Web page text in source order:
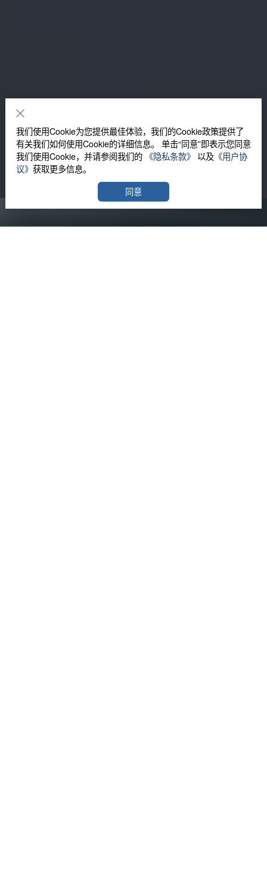
我们使用Cookie为您提供最佳体验，我们的Cookie政策提供了
有关我们如何使用Cookie的详细信息。 单击“同意”即表示您同意
我们使用Cookie，并请参阅我们的 《隐私条款》 以及 《用户协
议》 获取更多信息。
同意